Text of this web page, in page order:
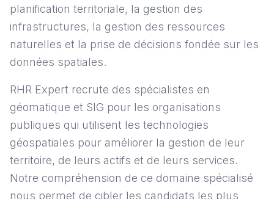
planification territoriale, la gestion des
infrastructures, la gestion des ressources
naturelles et la prise de décisions fondée sur les
données spatiales.
RHR Expert recrute des spécialistes en
géomatique et SIG pour les organisations
publiques qui utilisent les technologies
géospatiales pour améliorer la gestion de leur
territoire, de leurs actifs et de leurs services.
Notre compréhension de ce domaine spécialisé
nous permet de cibler les candidats les plus